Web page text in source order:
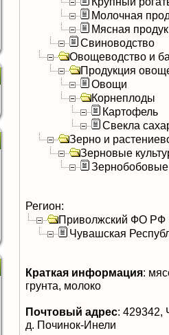
Молочная
Мясная
Свиноводство
Овощеводство и
Продукция
Овощи
Корнеплоды
Картофель
Свекла
Зерно и
Зерновые
Зернобобовые
Регион:
Приволжский ФО РФ
Чувашская
Краткая информация:
грунта, молоко
Почтовый адрес: 429342,
д. Починок-Инели